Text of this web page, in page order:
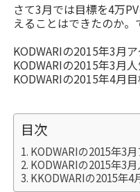
さて3月では目標を4万
えることはできたのか。
KODWARIの2015年3月
KODWARIの2015年3月
KODWARIの2015年4月
目次
KODWARIの2015年3
KODWARIの2015年3
KKODWARIの2015年4